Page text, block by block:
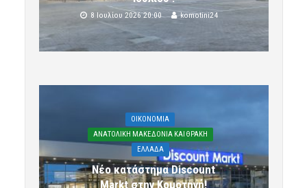
8 Ιουλίου 2026 20:00 komotini24
OIKONOMIA
ΑΝΑΤΟΛΙΚΗ ΜΑΚΕΔΟΝΙΑ ΚΑΙ ΘΡΑΚΗ
ΕΛΛΑΔΑ
Νέο κατάστημα Discount
Markt στην Κομοτηνή!